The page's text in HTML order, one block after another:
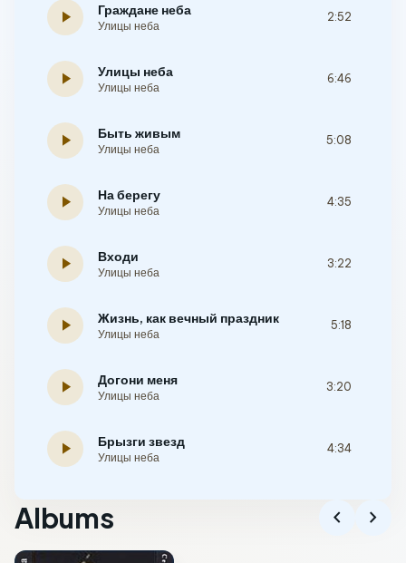
play_arrow Граждане неба
Улицы неба
2:52
play_arrow Улицы неба
Улицы неба
6:46
play_arrow Быть живым
Улицы неба
5:08
play_arrow На берегу
Улицы неба
4:35
play_arrow Входи
Улицы неба
3:22
play_arrow Жизнь, как вечный праздник
Улицы неба
5:18
play_arrow Догони меня
Улицы неба
3:20
play_arrow Брызги звезд
Улицы неба
4:34
Albums chevron_left chevron_right